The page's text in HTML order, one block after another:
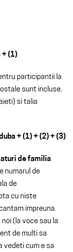
+ (1)
participantii la
sunt incluse.
si talia
+ (1) + (2) + (3)
de familia
numarul de
de
cu niste
impreuna.
(la voce sau la
de multi sa
vedeti cum e sa